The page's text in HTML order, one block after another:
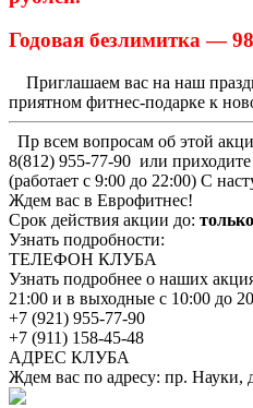
Годовая безлимитка —
Приглашаем вас на наш
приятном фитнес-подарке к
Пр всем вопросам об этой
8(812) 955-77-90 или
(работает с 9:00 до 22:00) С
Ждем вас в Еврофитнес!
Срок действия акции до:
Узнать подробности:
ТЕЛЕФОН КЛУБА
Узнать подробнее о наших
21:00 и в выходные с 10:00 до
+7 (921) 955-77-90
+7 (911) 158-45-48
АДРЕС КЛУБА
Ждем вас по адресу: пр. Науки,